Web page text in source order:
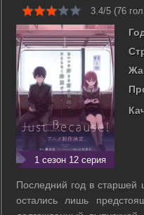
3.4/5 (76
1 сезон 12 серия
Последний год в старшей
остались лишь